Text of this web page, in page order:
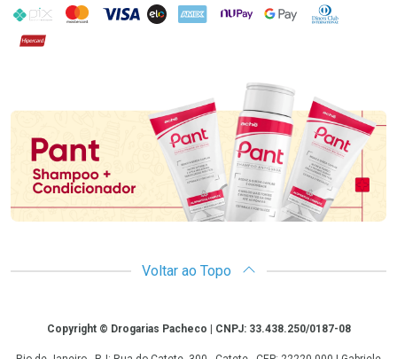
PIX MasterCard
VISA ELO AMEX NuPay Google PayDiners Club
Hipercard
Promoção em Destaque
Voltar ao Topo
CopyrightCopyright © Drogarias Pacheco | CNPJ: 33.438.250/0187-08